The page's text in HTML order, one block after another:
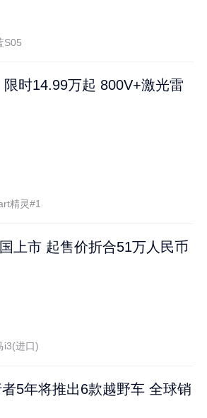
S05
时14.99万起 800V+激光雷
精灵#1
上市 起售价折合51万人民币
i3(进口)
5年将推出6款越野车 全球销